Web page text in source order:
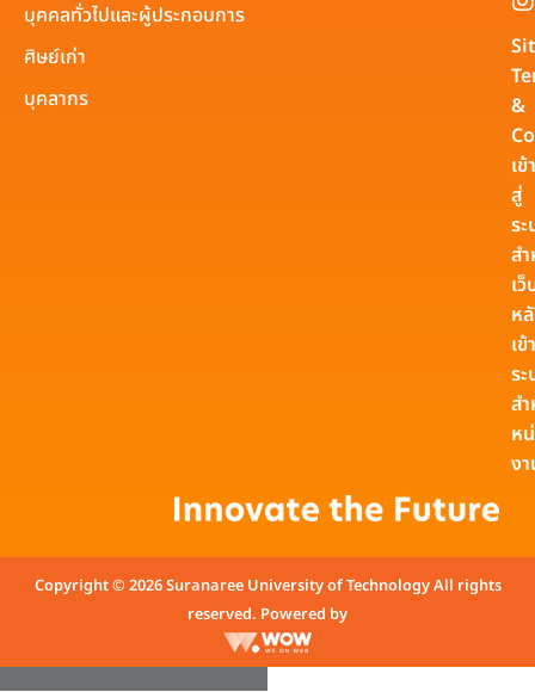
บุคคลทั่วไปและผู้ประกอบการ
ศิษย์เก่า
บุคลากร
&
เข้า
สู่
ร
ส
เ
ห
เข้
ร
ส
ห
ง
Copyright © 2026 Suranaree University of Technology All rights
reserved. Powered by